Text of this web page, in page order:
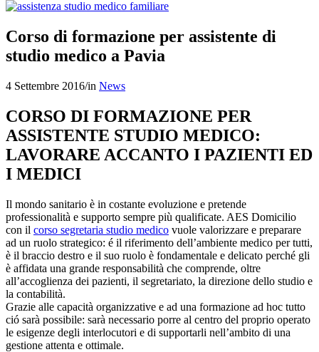
Corso di formazione per assistente di
studio medico a Pavia
4 Settembre 2016/in News
CORSO DI FORMAZIONE PER
ASSISTENTE STUDIO MEDICO:
LAVORARE ACCANTO I PAZIENTI ED
I MEDICI
Il mondo sanitario è in costante evoluzione e pretende
professionalità e supporto sempre più qualificate. AES Domicilio
con il corso segretaria studio medico vuole valorizzare e preparare
ad un ruolo strategico: é il riferimento dell’ambiente medico per tutti,
è il braccio destro e il suo ruolo è fondamentale e delicato perché gli
è affidata una grande responsabilità che comprende, oltre
all’accoglienza dei pazienti, il segretariato, la direzione dello studio e
la contabilità.
Grazie alle capacità organizzative e ad una formazione ad hoc tutto
ció sarà possibile: sarà necessario porre al centro del proprio operato
le esigenze degli interlocutori e di supportarli nell’ambito di una
gestione attenta e ottimale.